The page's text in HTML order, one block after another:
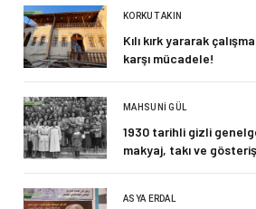
KORKUT AKIN
Kılı kırk yararak
karşı mücadele!
MAHSUNI GÜL
1930 tarihli gizli
makyaj, takı ve
ASYA ERDAL